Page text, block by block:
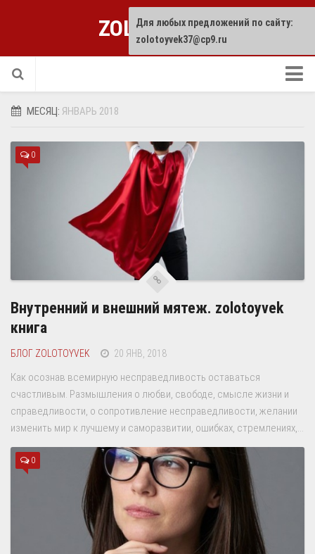
ZOLOTOYVEK
Прислать статью
МЕСЯЦ: ЯНВАРЬ 2018
0
Внутренний и внешний мятеж. zolotoyvek
книга
БЛОГ ZOLOTOYVEK 20 ЯНВ, 2018
Как осознав всемирную несправедливость оставаться
счастливым. Размышления о любви, свободе, смысле жизни и
справедливости, о сопротивление несправедливости, желании
изменить мир к лучшему и саморазвитии, ошибках, стремлениях,...
0
Для любых предложений по сайту:
zolotoyvek37@cp9.ru